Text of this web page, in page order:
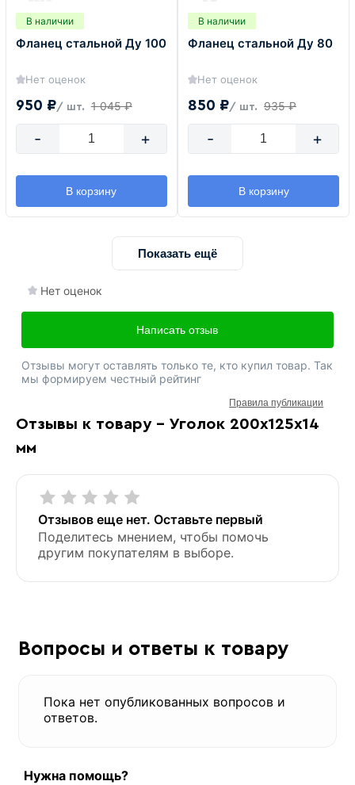
В наличии
Фланец стальной Ду 100
Нет оценок
950 ₽/ шт. 1 045 ₽
- +
В корзину
В наличии
Фланец стальной Ду 80
Нет оценок
850 ₽/ шт. 935 ₽
- +
В корзину
Показать ещё
Отзывы к товару - Уголок 200х125х14
мм
Отзывов еще нет. Оставьте первый
Поделитесь мнением, чтобы помочь
другим покупателям в выборе.
Нет оценок
Написать отзыв
Отзывы могут оставлять только те, кто купил товар. Так
мы формируем честный рейтинг
Правила публикации
Вопросы и ответы к товару
Пока нет опубликованных вопросов и
ответов.
Нужна помощь?